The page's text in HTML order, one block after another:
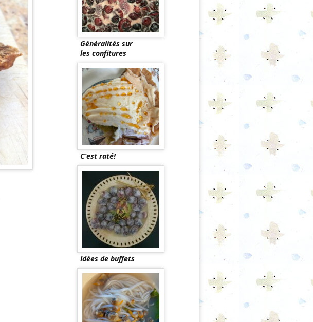
Généralités sur
les confitures
C’est raté!
Idées de buffets